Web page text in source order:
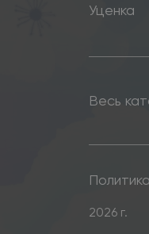
Уценка
Весь
2026 г.